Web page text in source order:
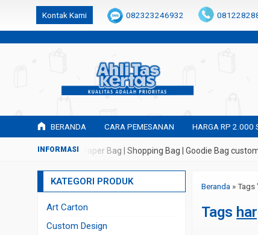
k6Ghe9jF9rmtx91MrSV7BIpW27id0SMW1kLEoe8rM2U
Kontak Kami 082323246932
BERANDA CARA PEMESANAN HARGA RP 2.000
Tas Kertas | Paper Bag | Shopping Bag | Goodie Bag custom
Beranda »Tags
Tags
KATEGORI PRODUK
Art Carton
Custom Design